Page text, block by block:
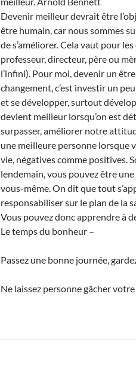
Devenir meilleur devrait être
être humain, car nous sommes
de s’améliorer. Cela vaut pour
professeur, directeur, père ou
l’infini). Pour moi, devenir un
changement, c’est investir un
et se développer, surtout
devient meilleur lorsqu’on est
surpasser, améliorer notre
une meilleure personne lorsque
vie, négatives comme positives.
lendemain, vous pouvez être
vous-même. On dit que tout
responsabiliser sur le plan de la
Vous pouvez donc apprendre à
Le temps du bonheur –
Passez une bonne journée,
Ne laissez personne gâcher